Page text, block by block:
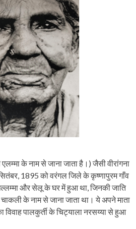
के नाम से जाना जाता है।) जैसी वीरांगना
1895 को वरंगल जिले के कृष्णापुरम गाँव
और सेलू के घर में हुआ था, जिनकी जाति
चाकली के नाम से जाना जाता था। ये अपने माता
विवाह पालकुर्ती के चिट्याला नरसय्या से हुआ